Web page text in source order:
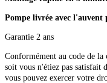
Pompe livrée avec
Garantie 2 ans
Conformément au code de
soit vous n'étiez pas satisfait
vous pouvez exercer votre